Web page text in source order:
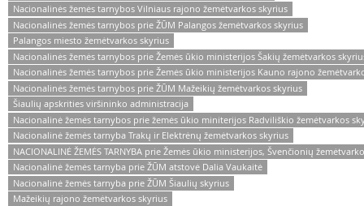
Nacionalinės žemės tarnybos Vilniaus rajono žemėtvarkos skyrius
Nacionalinės žemės tarnybos prie ŽŪM Palangos žemėtvarkos skyrius
Palangos miesto žemėtvarkos skyrius
Nacionalinės žemės tarnybos prie Žemės ūkio ministerijos Šakių žemėtvarkos
Nacionalinės žemės tarnybos prie Žemės ūkio ministerijos Kauno rajono
Nacionalinės žemės tarnybos prie ŽŪM Mažeikių žemėtvarkos skyrius
Šiaulių apskrities viršininko administracija
Nacionalinė žemės tarnybos prie žemės ūkio miniterijos Radviliškio žemėtvarkos
Nacionalinė žemės tarnyba Trakų ir Elektrėnų žemėtvarkos skyrius
NACIONALINĖ ŽEMĖS TARNYBA prie Žemės ūkio ministerijos, Švenčionių
Nacionalinė žemės tarnyba prie ŽŪM atstovė Dalia Vaukaitė
Nacionalinė žemės tarnyba prie ŽŪM Šiaulių skyrius
Mažeikių rajono žemėtvarkos skyrius